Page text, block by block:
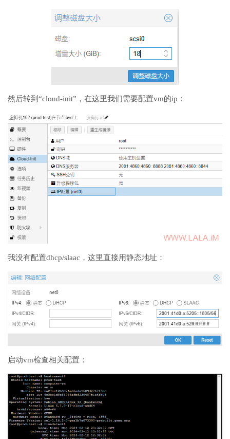
然后转到“cloud-init”，在这里我们需要配置vm的ip：
我没有配置dhcp/slaac，这里直接用静态地址：
启动vm检查相关配置：